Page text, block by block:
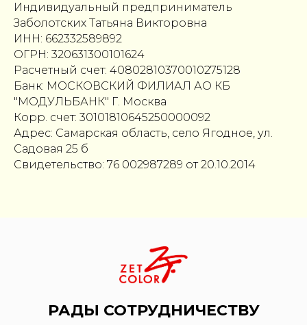
Индивидуальный предприниматель
Заболотских Татьяна Викторовна
ИНН: 662332589892
ОГРН: 320631300101624
Расчетный счет: 40802810370010275128
Банк: МОСКОВСКИЙ ФИЛИАЛ АО КБ
"МОДУЛЬБАНК" Г. Москва
Корр. счет: 30101810645250000092
Адрес: Самарская область, село Ягодное, ул.
Садовая 25 б
Свидетельство: 76 002987289 от 20.10.2014
РАДЫ СОТРУДНИЧЕСТВУ